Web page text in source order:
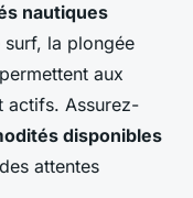
nautiques
la plongée
aux
actifs. Assurez-
disponibles
attentes